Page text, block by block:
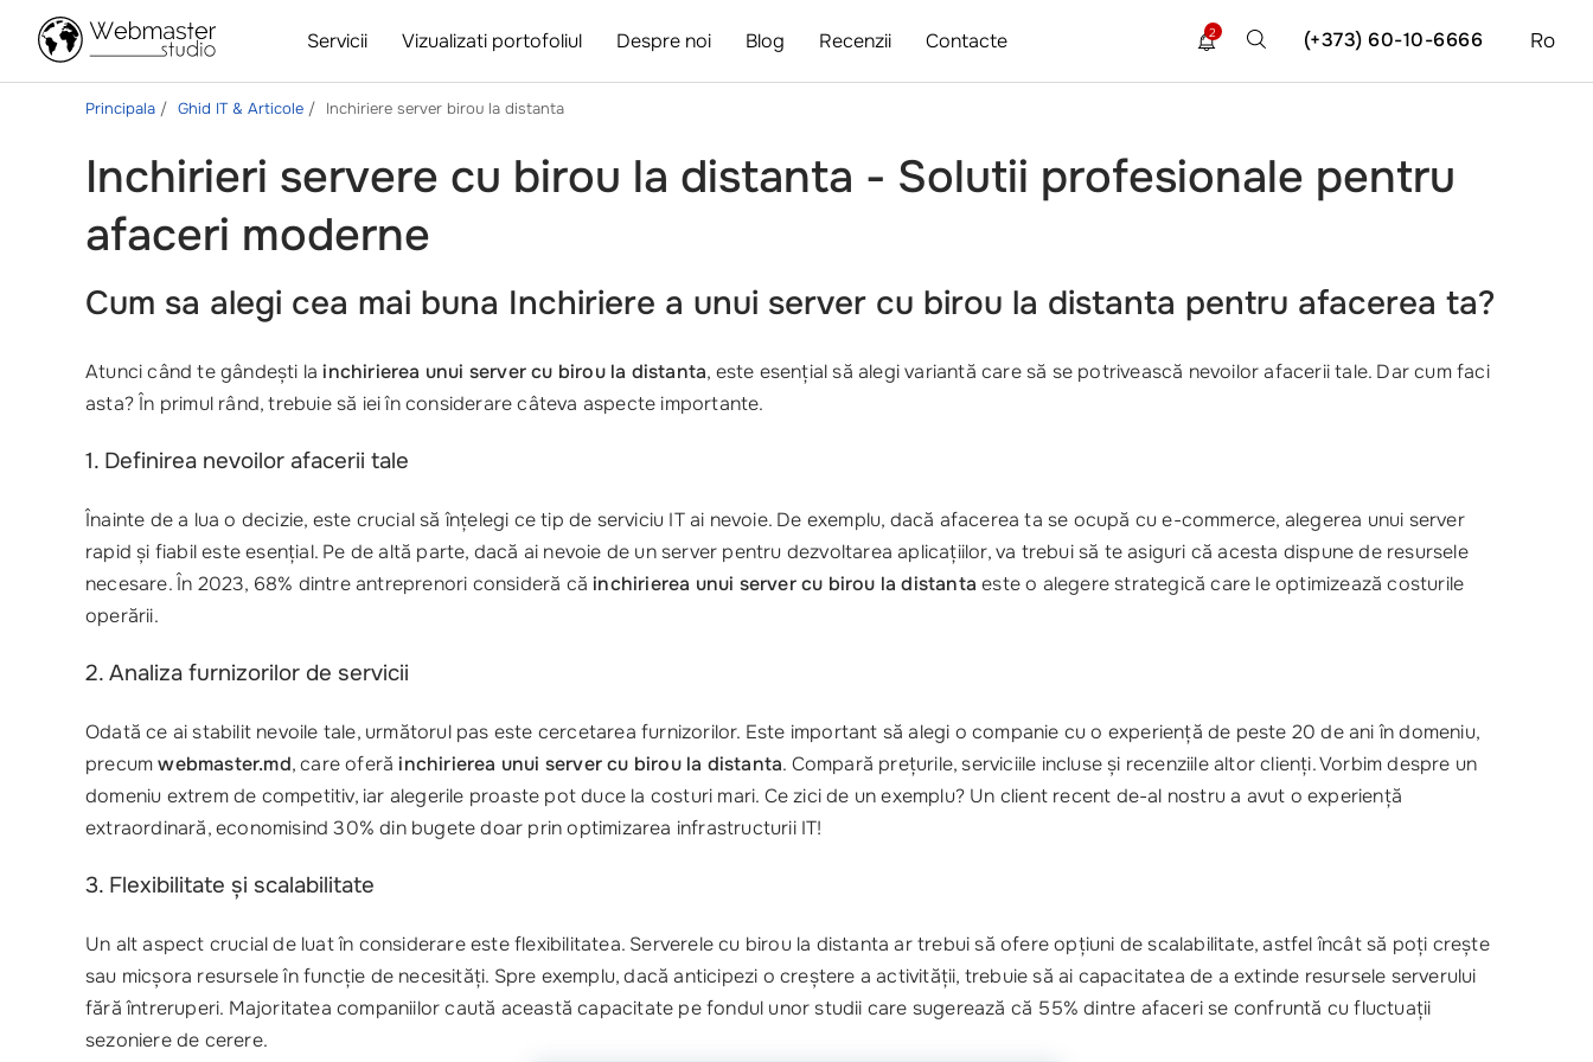
Servicii Vizualizati portofoliul Despre noi Blog Recenzii Contacte Ro
(+373) 60-10-6666
2
Principala Ghid IT & Articole Inchiriere server birou la distanta
Inchirieri servere cu birou la distanta - Solutii profesionale pentru
afaceri moderne
Cum sa alegi cea mai buna Inchiriere a unui server cu birou la distanta pentru afacerea ta?
Atunci când te gândești lainchirierea unui server cu birou la distanta, este esențial să alegi variantă care să se potrivească nevoilor afacerii tale. Dar cum faci
asta? În primul rând, trebuie să iei în considerare câteva aspecte importante.
1. Definirea nevoilor afacerii tale
Înainte de a lua o decizie, este crucial să înțelegi ce tip de serviciu IT ai nevoie. De exemplu, dacă afacerea ta se ocupă cu e-commerce, alegerea unui server
rapid și fiabil este esențial. Pe de altă parte, dacă ai nevoie de un server pentru dezvoltarea aplicațiilor, va trebui să te asiguri că acesta dispune de resursele
necesare. În 2023, 68% dintre antreprenori consideră căinchirierea unui server cu birou la distanta este o alegere strategică care le optimizează costurile
operării.
2. Analiza furnizorilor de servicii
Odată ce ai stabilit nevoile tale, următorul pas este cercetarea furnizorilor. Este important să alegi o companie cu o experiență de peste 20 de ani în domeniu,
precumwebmaster.md, care oferăinchirierea unui server cu birou la distanta. Compară prețurile, serviciile incluse și recenziile altor clienți. Vorbim despre un
domeniu extrem de competitiv, iar alegerile proaste pot duce la costuri mari. Ce zici de un exemplu? Un client recent de-al nostru a avut o experiență
extraordinară, economisind 30% din bugete doar prin optimizarea infrastructurii IT!
3. Flexibilitate și scalabilitate
Un alt aspect crucial de luat în considerare este flexibilitatea. Serverele cu birou la distanta ar trebui să ofere opțiuni de scalabilitate, astfel încât să poți crește
sau micșora resursele în funcție de necesități. Spre exemplu, dacă anticipezi o creștere a activității, trebuie să ai capacitatea de a extinde resursele serverului
fără întreruperi. Majoritatea companiilor caută această capacitate pe fondul unor studii care sugerează că 55% dintre afaceri se confruntă cu fluctuații
sezoniere de cerere.